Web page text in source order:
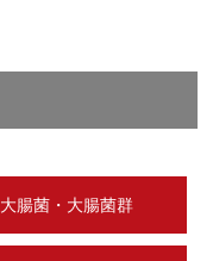
大腸菌・大腸菌群